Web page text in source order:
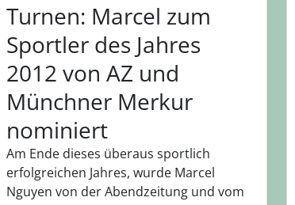
Turnen: Marcel zum
Sportler des Jahres
2012 von AZ und
Münchner Merkur
nominiert
Am Ende dieses überaus sportlich
erfolgreichen Jahres, wurde Marcel
Nguyen von der Abendzeitung und vom